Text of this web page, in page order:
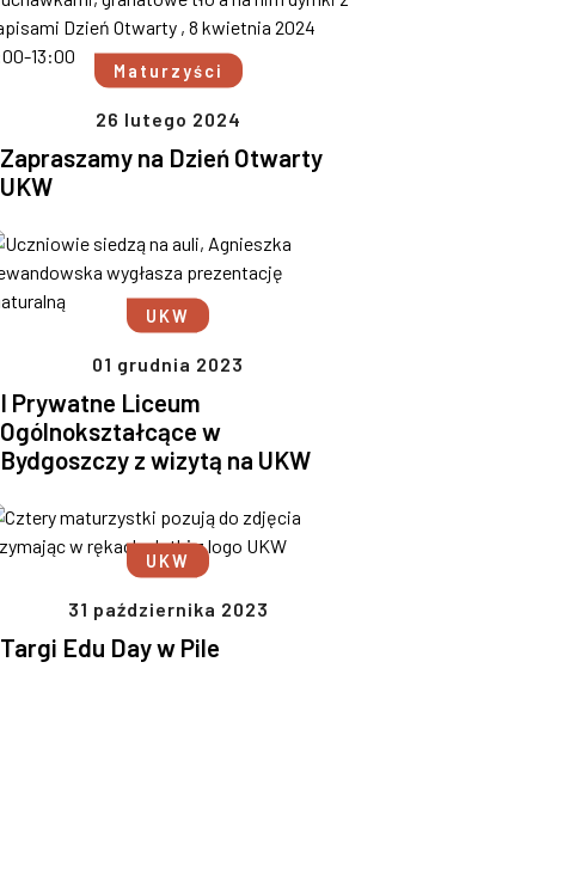
Maturzyści
26 lutego 2024
Zapraszamy na Dzień Otwarty
UKW
UKW
01 grudnia 2023
I Prywatne Liceum
Ogólnokształcące w
Bydgoszczy z wizytą na UKW
UKW
31 października 2023
Targi Edu Day w Pile